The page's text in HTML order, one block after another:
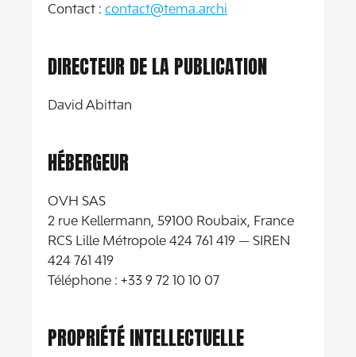
Contact : contact@tema.archi
DIRECTEUR DE LA PUBLICATION
David Abittan
HÉBERGEUR
OVH SAS
2 rue Kellermann, 59100 Roubaix, France
RCS Lille Métropole 424 761 419 — SIREN
424 761 419
Téléphone : +33 9 72 10 10 07
PROPRIÉTÉ INTELLECTUELLE